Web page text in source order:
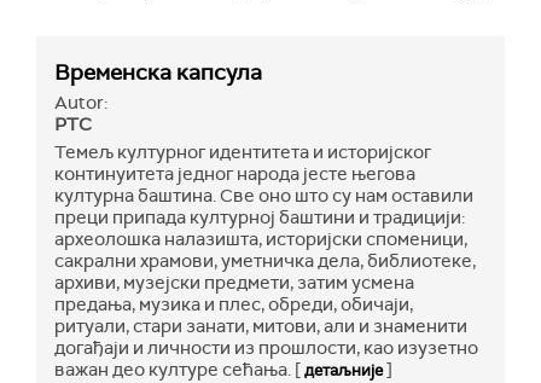
Временска капсула
Autor:
РТС
Темељ културног идентитета и историјског
континуитета једног народа јесте његова
културна баштина. Све оно што су нам оставили
преци припада културној баштини и традицији:
археолошка налазишта, историјски споменици,
сакрални храмови, уметничка дела, библиотеке,
архиви, музејски предмети, затим усмена
предања, музика и плес, обреди, обичаји,
ритуали, стари занати, митови, али и знаменити
догађаји и личности из прошлости, као изузетно
важан део културе сећања. [детаљније]